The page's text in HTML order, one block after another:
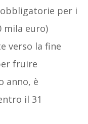
per i
mila euro)
verso la fine
fruire
anno, è
il 31